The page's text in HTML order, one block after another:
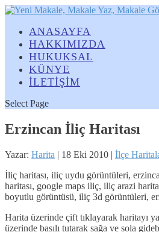
ANASAYFA
HAKKIMIZDA
HUKUKSAL
KÜNYE
İLETİŞİM
Select Page
Erzincan İliç Haritası
Yazar: Harita | 18 Eki 2010 | İlçe
İliç haritası, iliç uydu görüntüleri,
haritası, google maps iliç, iliç arazi
boyutlu görüntüsü, iliç 3d görüntüleri,
Harita üzerinde çift tıklayarak haritayı
üzerinde basılı tutarak sağa ve sola